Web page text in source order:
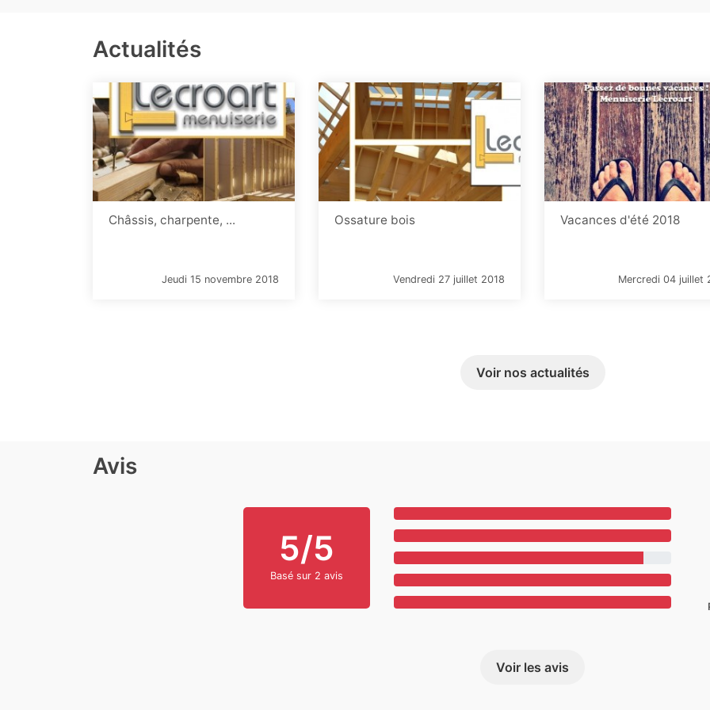
Actualités
Châssis, charpente, ...
Jeudi 15 novembre 2018
Ossature bois
Vendredi 27 juillet 2018
Vacances d'été 2018
Mercredi 04 juillet
Voir nos actualités
Avis
5/5
Basé sur 2 avis
Voir les avis